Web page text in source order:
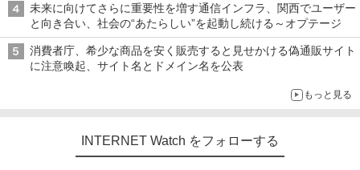
未来に向けてさらに重要性を増す通信インフラ、関西でユーザー
と向き合い、社会の“あたらしい”を起動し続ける～オプテージ
消費者庁、希少な商品を安く販売すると見せかける偽通販サイト
に注意喚起、サイト名とドメイン名を公表
もっと見る
INTERNET Watch をフォローする